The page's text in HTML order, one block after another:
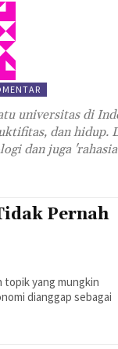
universitas di
dan hidup.
dan juga 'rahasia'
Pernah
topik yang mungkin
dianggap sebagai